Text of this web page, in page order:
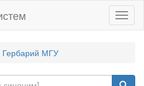
Гербарий МГУ